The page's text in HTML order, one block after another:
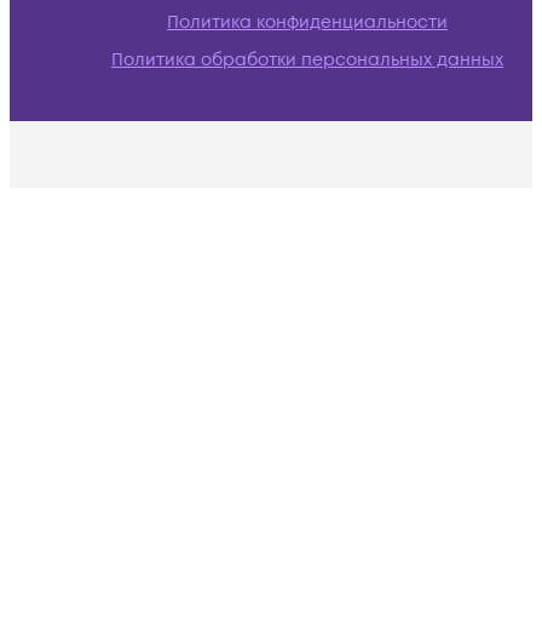
Политика конфиденциальности
Политика обработки персональных данных